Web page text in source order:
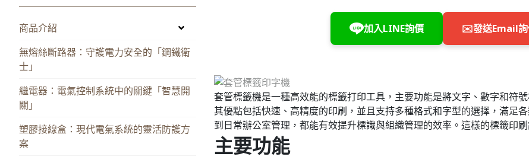
商品介紹
無熔絲斷路器：守護電力安全的「鋼鐵衛
士」
繼電器：電氣控制系統中的關鍵「智慧開
關」
塑膠接線盒：現代電氣系統的靈活防護方
案
加入LINE詢價 ✉️發送Email
套管標籤機是一種高效能的標籤打印工具，主要功能是將文字、數字和符
其優點包括快速、高精度的印刷，並且支持多種格式和字型的選擇，滿足
到日常辦公室管理，都能有效提升標識與組織管理的效率。這樣的標籤印
主要功能